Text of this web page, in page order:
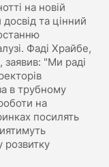
на новій
та цінний
Фаді Храйбе,
"Ми раді
в трубному
на
посилять
розвитку